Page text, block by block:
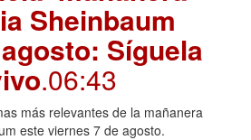
Sheinbaum
Síguela
.06:43
más relevantes de la mañanera
este viernes 7 de agosto.